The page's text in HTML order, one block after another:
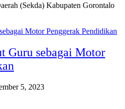
(Sekda) Kabupaten Gorontalo
Guru sebagai Motor
5, 2023